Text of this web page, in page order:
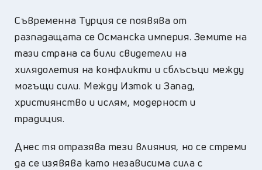
Съвременна Турция се появява от
разпадащата се Османска империя. Земите на
тази страна са били свидетели на
хилядолетия на конфликти и сблъсъци между
могъщи сили. Между Изток и Запад,
християнство и ислям, модерност и
традиция.
Днес тя отразява тези влияния, но се стреми
да сe изявява като независима сила с